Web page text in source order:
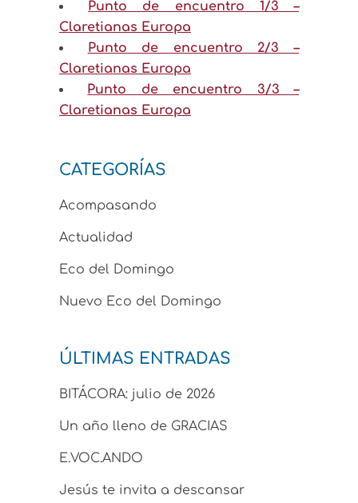
Punto de encuentro 1/3 –
Claretianas Europa
Punto de encuentro 2/3 –
Claretianas Europa
Punto de encuentro 3/3 –
Claretianas Europa
CATEGORÍAS
Acompasando
Actualidad
Eco del Domingo
Nuevo Eco del Domingo
ÚLTIMAS ENTRADAS
BITÁCORA: julio de 2026
Un año lleno de GRACIAS
E.VOC.ANDO
Jesús te invita a descansar